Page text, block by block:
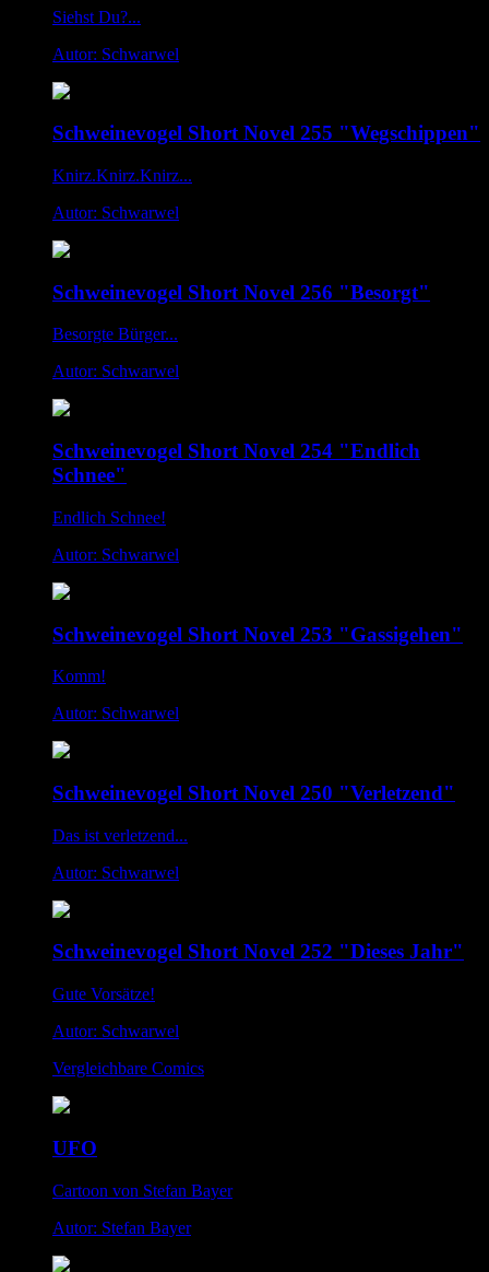
Siehst Du?...
Autor: Schwarwel
Schweinevogel Short Novel 255 "Wegschippen"
Knirz.Knirz.Knirz...
Autor: Schwarwel
Schweinevogel Short Novel 256 "Besorgt"
Besorgte Bürger...
Autor: Schwarwel
Schweinevogel Short Novel 254 "Endlich
Schnee"
Endlich Schnee!
Autor: Schwarwel
Schweinevogel Short Novel 253 "Gassigehen"
Komm!
Autor: Schwarwel
Schweinevogel Short Novel 250 "Verletzend"
Das ist verletzend...
Autor: Schwarwel
Schweinevogel Short Novel 252 "Dieses Jahr"
Gute Vorsätze!
Autor: Schwarwel
Vergleichbare Comics
UFO
Cartoon von Stefan Bayer
Autor: Stefan Bayer